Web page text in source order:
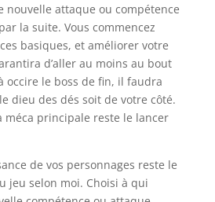
nouvelle attaque ou compétence
la suite. Vous commencez
basiques, et améliorer votre
d’aller au moins au bout
occire le boss de fin, il faudra
dieu des dés soit de votre côté.
méca principale reste le lancer
de vos personnages reste le
jeu selon moi. Choisi à qui